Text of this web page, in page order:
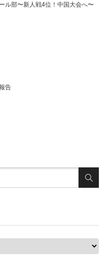
ル部〜新人戦4位！中国大会へ〜
告